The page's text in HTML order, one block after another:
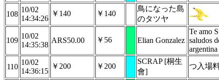
108
10/02
14:34:26
￥140 ￥140
鳥になった島
のタツヤ
109
10/02
14:35:38
ARS50.00 ￥56 Elian Gonzalez
Te amo
saludos
argentina
110
10/02
14:36:15
￥200 ￥200
SCRAP [桐生
會]
つ入場